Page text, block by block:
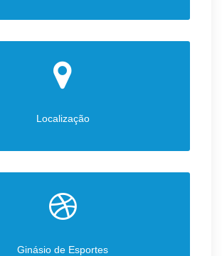
Localização
Ginásio de Esportes